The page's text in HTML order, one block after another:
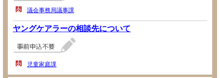
議会事務局議事課
ヤングケアラーの相談先について
児童家庭課